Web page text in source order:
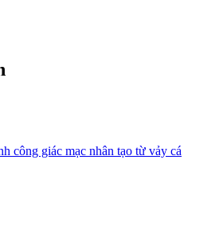
công giác mạc nhân tạo từ vảy cá